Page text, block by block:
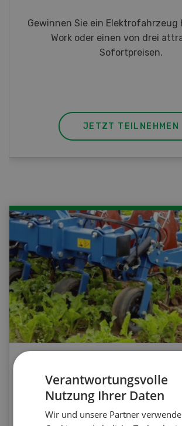
Gewinnen Sie eines von fünf
Taschenmessern
JETZT TEILNEHMEN
Unkrautbekämpfung
Testen Sie Ihr Wissen. Machen Sie
Verantwortungsvolle
Nutzung Ihrer Daten
Wir und unsere Partner